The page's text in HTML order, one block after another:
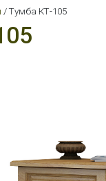
Тумба КТ-105